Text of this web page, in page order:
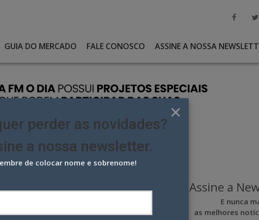
GUIA DO MERCADO FALE CONOSCO ASSINE A NOSSA
LÍDERES E LOLA RECEBE KARINA RISHI COMO
líderes e Lola
Assine a
E nunca
as melhores
×
perder as novidades?
a nossa newsletter.
de colocar nome e sobrenome!